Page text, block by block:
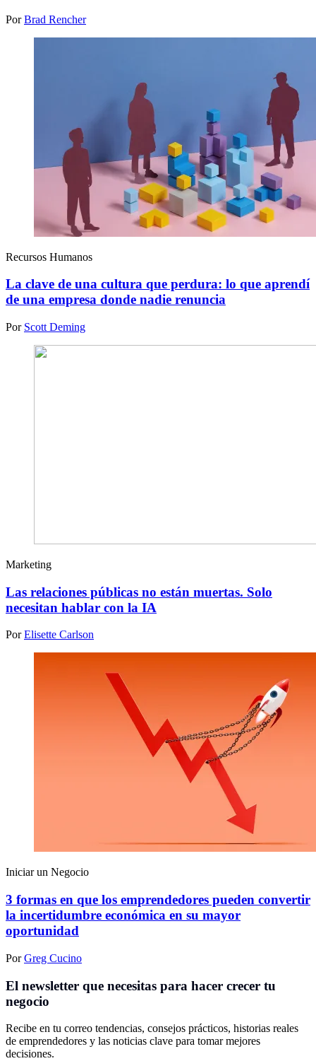
PorBrad Rencher
Recursos Humanos
La clave de una cultura que perdura: lo que aprendí
de una empresa donde nadie renuncia
Por Scott Deming
Marketing
Las relaciones públicas no están muertas. Solo
necesitan hablar con la IA
PorElisette Carlson
Iniciar un Negocio
3 formas en que los emprendedores pueden convertir
la incertidumbre económica en su mayor
oportunidad
PorGreg Cucino
El newsletter que necesitas para hacer crecer tu
negocio
Recibe en tu correo tendencias, consejos prácticos, historias reales
de emprendedores y las noticias clave para tomar mejores
decisiones.